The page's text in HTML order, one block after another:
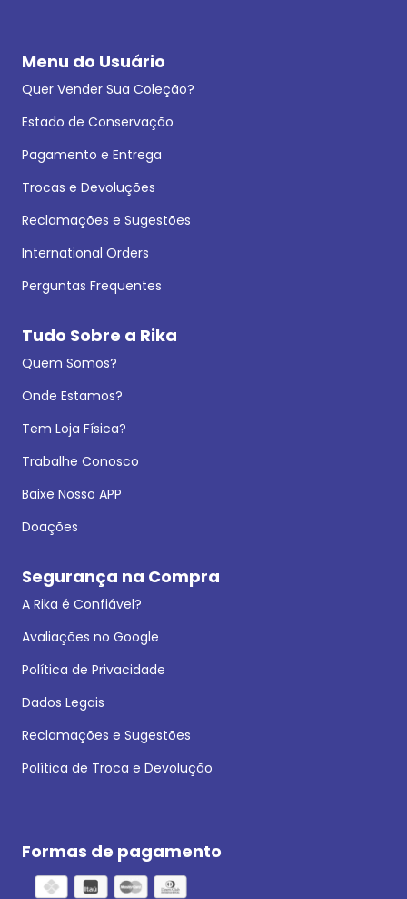
Menu do Usuário
Quer Vender Sua Coleção?
Estado de Conservação
Pagamento e Entrega
Trocas e Devoluções
Reclamações e Sugestões
International Orders
Perguntas Frequentes
Tudo Sobre a Rika
Quem Somos?
Onde Estamos?
Tem Loja Física?
Trabalhe Conosco
Baixe Nosso APP
Doações
Segurança na Compra
A Rika é Confiável?
Avaliações no Google
Política de Privacidade
Dados Legais
Reclamações e Sugestões
Política de Troca e Devolução
Formas de pagamento